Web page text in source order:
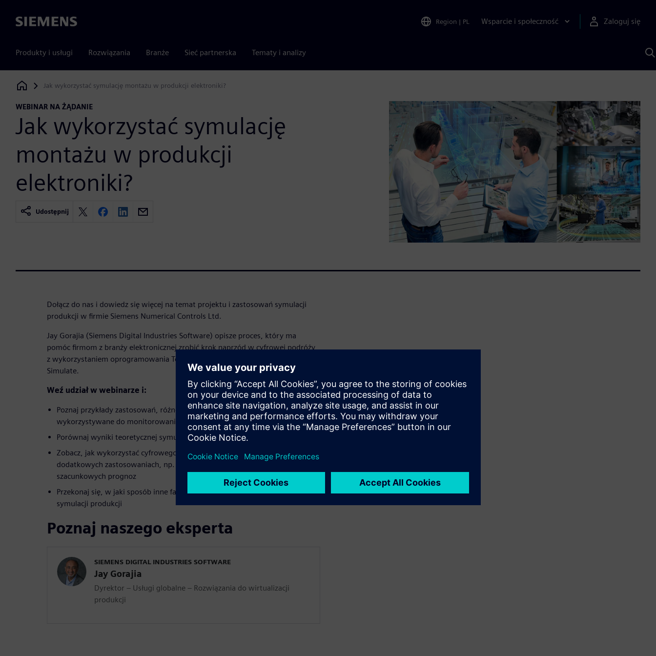
Siemens Region | PL Wsparcie i społeczność Zaloguj się
Produkty i usługi Rozwiązania Branże Sieć partnerska Tematy i analizy
Siemens Digital Industries Software
Jak wykorzystać symulację montażu w produkcji elektroniki?
WEBINAR NA ŻĄDANIE
Jak wykorzystać symulację
montażu w produkcji
elektroniki?
Udostępnij
Dołącz do nas i dowiedz się więcej na temat projektu i zastosowań symulacji
produkcji w firmie Siemens Numerical Controls Ltd.
Jay Gorajia (Siemens Digital Industries Software) opisze proces, który ma
pomóc firmom z branży elektronicznej zrobić krok naprzód w cyfrowej podróży
z wykorzystaniem oprogramowania Tecnomatix Plant Simulation oraz Process
Simulate.
Weź udział w webinarze i:
Poznaj przykłady zastosowań, różne podejścia i wskaźniki KPI
wykorzystywane do monitorowania postępów i zmian w procesie produkcji
Porównaj wyniki teoretycznej symulacji z rzeczywistymi rezultatami
Zobacz, jak wykorzystać cyfrowego bliźniaka fabryki oraz procesów w
dodatkowych zastosowaniach, np. przy ocenie sprzedaży i walidacji
szacunkowych prognoz
Przekonaj się, w jaki sposób inne fabryki mogą skorzystać na wdrożeniu
symulacji produkcji
Poznaj naszego eksperta
SIEMENS DIGITAL INDUSTRIES SOFTWARE
Jay Gorajia
Dyrektor – Usługi globalne – Rozwiązania do wirtualizacji
produkcji